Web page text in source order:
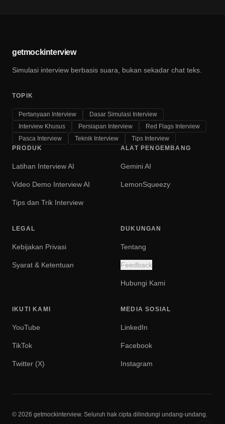
getmockinterview
Simulasi interview berbasis suara, bukan sekadar chat teks.
TOPIK
Pertanyaan Interview
Dasar Simulasi Interview
Interview Khusus
Persiapan Interview
Red Flags Interview
Pasca Interview
Teknik Interview
Tips Interview
PRODUK
Latihan Interview AI
Video Demo Interview AI
Tips dan Trik Interview
ALAT PENGEMBANG
Gemini AI
LemonSqueezy
LEGAL
Kebijakan Privasi
Syarat & Ketentuan
DUKUNGAN
Tentang
Feedback
Hubungi Kami
IKUTI KAMI
YouTube
TikTok
Twitter (X)
MEDIA SOSIAL
LinkedIn
Facebook
Instagram
© 2026 getmockinterview. Seluruh hak cipta dilindungi undang-undang.